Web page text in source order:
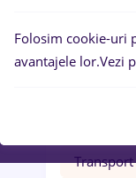
Filtre
Folosim cookie-uri
avantajele lor.Vezi